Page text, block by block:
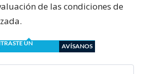
de las condiciones de
UN
AVÍSANOS